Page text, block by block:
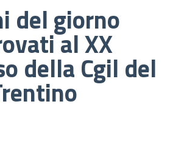
del giorno
al XX
della Cgil del